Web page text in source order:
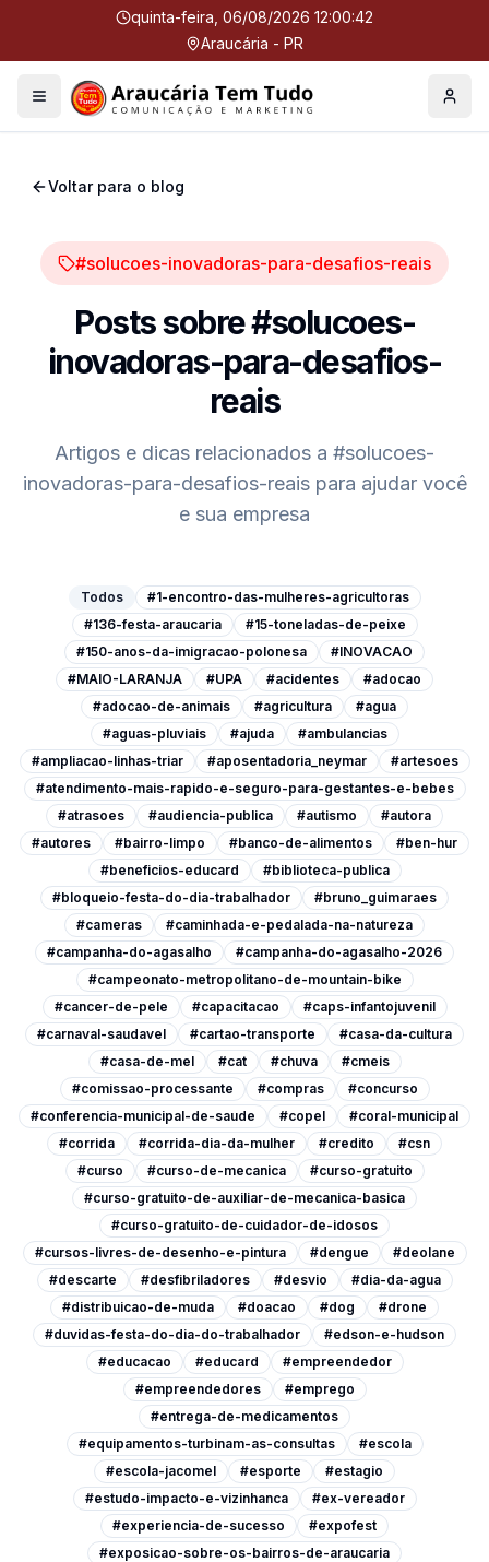
quinta-feira, 06/08/2026 12:00:43
Araucária - PR
Menu Perfil
Voltar para o blog
#solucoes-inovadoras-para-desafios-reais
Posts sobre#solucoes-
inovadoras-para-desafios-
reais
Artigos e dicas relacionados a #solucoes-
inovadoras-para-desafios-reaispara ajudar você
e sua empresa
Todos
#1-encontro-das-mulheres-agricultoras
#136-festa-araucaria
#15-toneladas-de-peixe
#150-anos-da-imigracao-polonesa
#INOVACAO
#MAIO-LARANJA
#UPA #acidentes
#adocao
#adocao-de-animais
#agricultura
#agua
#aguas-pluviais
#ajuda
#ambulancias
#ampliacao-linhas-triar
#aposentadoria_neymar
#artesoes
#atendimento-mais-rapido-e-seguro-para-gestantes-e-bebes
#atrasoes
#audiencia-publica #autismo
#autora
#autores
#bairro-limpo #banco-de-alimentos
#ben-hur
#beneficios-educard
#biblioteca-publica
#bloqueio-festa-do-dia-trabalhador
#bruno_guimaraes
#cameras
#caminhada-e-pedalada-na-natureza
#campanha-do-agasalho
#campanha-do-agasalho-2026
#campeonato-metropolitano-de-mountain-bike
#cancer-de-pele
#capacitacao
#caps-infantojuvenil
#carnaval-saudavel
#cartao-transporte
#casa-da-cultura
#casa-de-mel
#cat #chuva
#cmeis
#comissao-processante
#compras
#concurso
#conferencia-municipal-de-saude
#copel
#coral-municipal
#corrida
#corrida-dia-da-mulher #credito
#csn
#curso
#curso-de-mecanica
#curso-gratuito
#curso-gratuito-de-auxiliar-de-mecanica-basica
#curso-gratuito-de-cuidador-de-idosos
#cursos-livres-de-desenho-e-pintura
#dengue
#deolane
#descarte
#desfibriladores #desvio
#dia-da-agua
#distribuicao-de-muda
#doacao #dog
#drone
#duvidas-festa-do-dia-do-trabalhador
#edson-e-hudson
#educacao
#educard
#empreendedor
#empreendedores
#emprego
#entrega-de-medicamentos
#equipamentos-turbinam-as-consultas
#escola
#escola-jacomel
#esporte
#estagio
#estudo-impacto-e-vizinhanca
#ex-vereador
#experiencia-de-sucesso
#expofest
#exposicao-sobre-os-bairros-de-araucaria